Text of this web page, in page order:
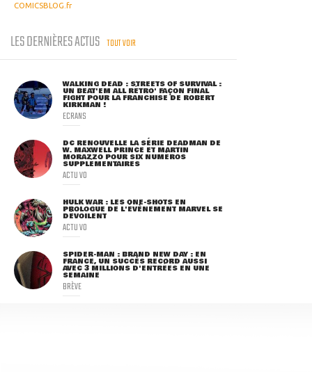
COMICSBLOG.fr
LES DERNIÈRES ACTUS TOUT VOIR
WALKING DEAD : STREETS OF SURVIVAL :
UN BEAT'EM ALL RÉTRO' FAÇON FINAL
FIGHT POUR LA FRANCHISE DE ROBERT
KIRKMAN !
ECRANS
DC RENOUVELLE LA SÉRIE DEADMAN DE
W. MAXWELL PRINCE ET MARTIN
MORAZZO POUR SIX NUMÉROS
SUPPLÉMENTAIRES
ACTU VO
HULK WAR : LES ONE-SHOTS EN
PROLOGUE DE L'ÉVÈNEMENT MARVEL SE
DÉVOILENT
ACTU VO
SPIDER-MAN : BRAND NEW DAY : EN
FRANCE, UN SUCCÈS RECORD AUSSI
AVEC 3 MILLIONS D'ENTRÉES EN UNE
SEMAINE
BRÈVE